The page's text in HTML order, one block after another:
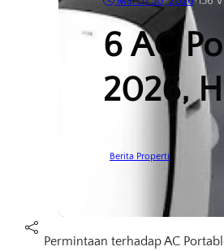
6 AC
2026,
Berita Properti
Permintaan terhadap AC